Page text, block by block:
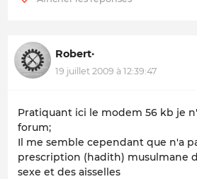
Robert·
19 juillet 2009 à 12:39:47
Pratiquant ici le modem 56 kb je
forum;
Il me semble cependant que n'a
prescription (hadith) musulmane
sexe et des aisselles